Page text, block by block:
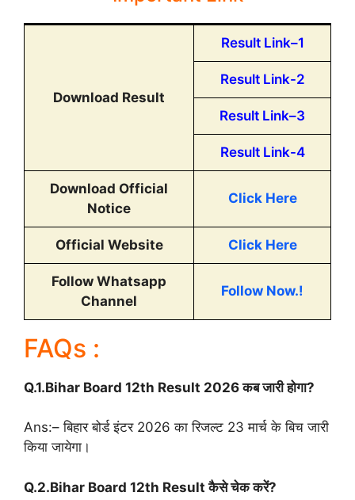
Download Result
Result Link–1
Result Link-2
Result Link–3
Result Link-4
Download Official
Notice
Click Here
Official Website Click Here
Follow Whatsapp
Channel
Follow Now.!
FAQs :
Q.1.Bihar Board 12th Result 2026 कब जारी होगा?
Ans:– बिहार बोर्ड इंटर 2026 का रिजल्ट 23 मार्च के बिच जारी
किया जायेगा।
Q.2.Bihar Board 12th Result कैसे चेक करें?